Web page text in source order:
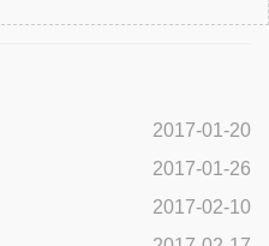
2017-01-20
2017-01-26
2017-02-10